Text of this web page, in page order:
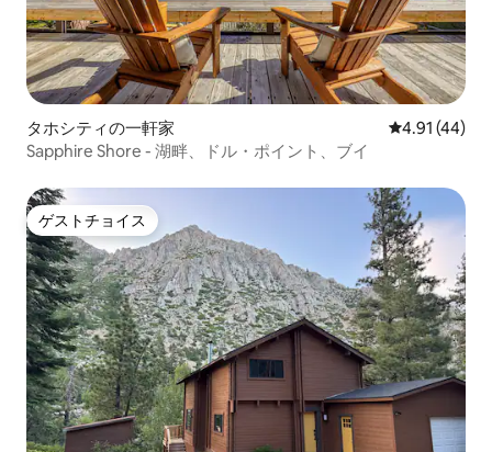
タホシティの一軒家 レビュー44
4.91 (44)
Sapphire Shore - 湖畔、ドル・ポイント、ブイ
ゲストチョイス
ゲストチョイス